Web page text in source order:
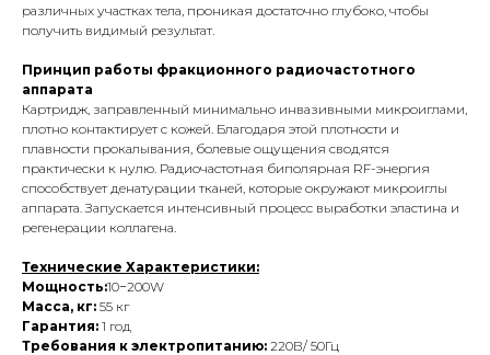
различных участках тела, проникая достаточно глубоко, чтобы
получить видимый результат.
Принцип работы фракционного радиочастотного
аппарата
Картридж, заправленный минимально инвазивными микроиглами,
плотно контактирует с кожей. Благодаря этой плотности и
плавности прокалывания, болевые ощущения сводятся
практически к нулю. Радиочастотная биполярная RF-энергия
способствует денатурации тканей, которые окружают микроиглы
аппарата. Запускается интенсивный процесс выработки эластина и
регенерации коллагена.
Технические Характеристики:
Мощность:10−200W
Масса, кг: 55 кг
Гарантия: 1 год
Требования к электропитанию: 220В/ 50Гц